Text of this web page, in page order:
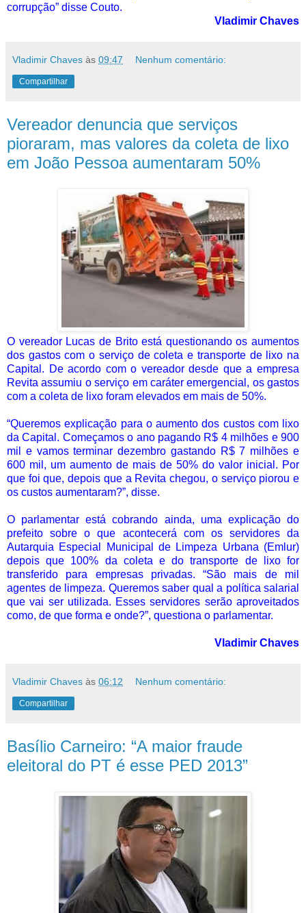
corrupção” disse Couto.
Vladimir Chaves
Vladimir Chaves às 09:47 Nenhum comentário:
Compartilhar
Vereador denuncia que serviços
pioraram, mas valores da coleta de lixo
em João Pessoa aumentaram 50%
O vereador Lucas de Brito está questionando os aumentos
dos gastos com o serviço de coleta e transporte de lixo na
Capital. De acordo com o vereador desde que a empresa
Revita assumiu o serviço em caráter emergencial, os gastos
com a coleta de lixo foram elevados em mais de 50%.
“Queremos explicação para o aumento dos custos com lixo
da Capital. Começamos o ano pagando R$ 4 milhões e 900
mil e vamos terminar dezembro gastando R$ 7 milhões e
600 mil, um aumento de mais de 50% do valor inicial. Por
que foi que, depois que a Revita chegou, o serviço piorou e
os custos aumentaram?”, disse.
O parlamentar está cobrando ainda, uma explicação do
prefeito sobre o que acontecerá com os servidores da
Autarquia Especial Municipal de Limpeza Urbana (Emlur)
depois que 100% da coleta e do transporte de lixo for
transferido para empresas privadas. “São mais de mil
agentes de limpeza. Queremos saber qual a política salarial
que vai ser utilizada. Esses servidores serão aproveitados
como, de que forma e onde?”, questiona o parlamentar.
Vladimir Chaves
Vladimir Chaves às 06:12 Nenhum comentário:
Compartilhar
Basílio Carneiro: “A maior fraude
eleitoral do PT é esse PED 2013”